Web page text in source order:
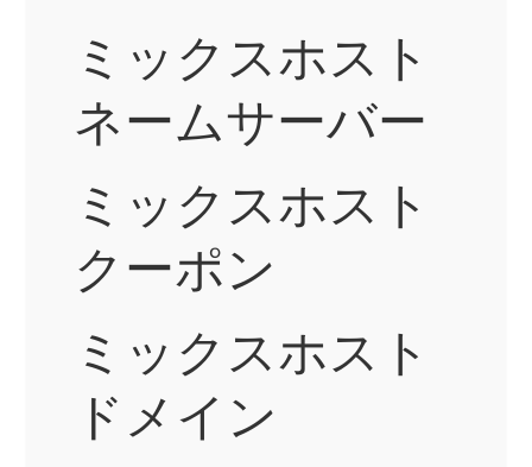
ミックスホスト
ネームサーバー
ミックスホスト
クーポン
ミックスホスト
ドメイン